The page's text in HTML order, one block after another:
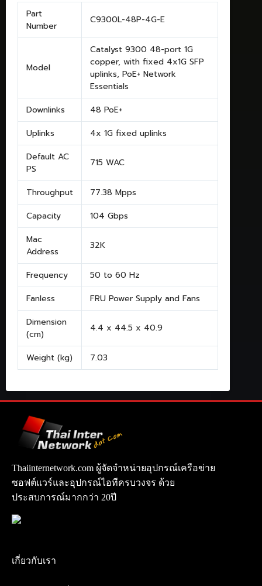
Part
Number
C9300L-48P-4G-E
Model
Catalyst 9300 48-port 1G
copper, with fixed 4x1G SFP
uplinks, PoE+ Network
Essentials
Downlinks
48 PoE+
Uplinks
4x 1G fixed uplinks
Default AC
PS
715 WAC
Throughput
77.38 Mpps
Capacity
104 Gbps
Mac
Address
32K
Frequency
50 to 60 Hz
Fanless
FRU Power Supply and Fans
Dimension
(cm)
4.4 x 44.5 x 40.9
Weight (kg) 7.03
Thaiinternetwork.com ผู้จัดจำหน่ายอุปกรณ์เครือข่าย
ซอฟต์แวร์และอุปกรณ์ไอทีครบวงจร ด้วย
ประสบการณ์มากกว่า 20ปี
เกี่ยวกับเรา